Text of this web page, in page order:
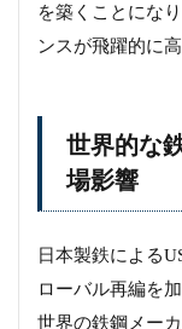
を築くことにな
ンスが飛躍的に高
世界的な
場影響
日本製鉄による
ローバル再編を
世界の鉄鋼メーカ